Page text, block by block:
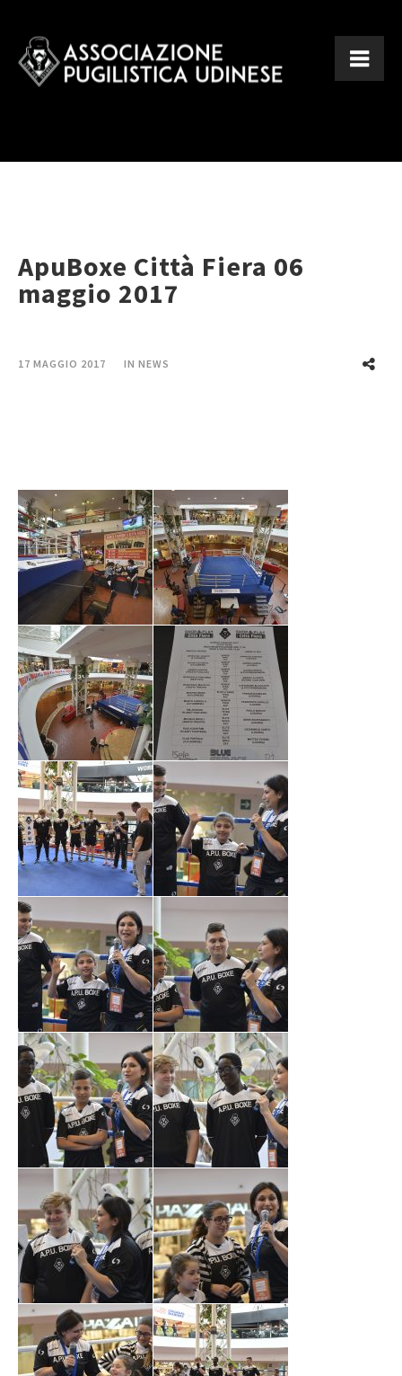
ApuBoxe Città Fiera 06
maggio 2017
17 MAGGIO 2017 IN NEWS